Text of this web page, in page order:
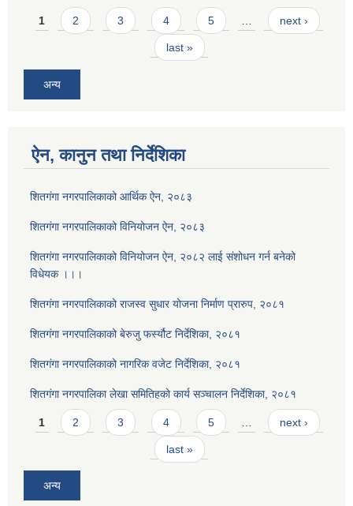
Pages
1 2 3 4 5 … next ›
last »
अन्य
ऐन, कानुन तथा निर्देशिका
शितगंगा नगरपालिकाको आर्थिक ऐन, २०८३
शितगंगा नगरपालिकाको विनियोजन ऐन, २०८३
शितगंगा नगरपालिकाको विनियोजन ऐन, २०८२ लाई संशोधन गर्न बनेको
विधेयक ।।।
शितगंगा नगरपालिकाको राजस्व सुधार योजना निर्माण प्रारुप, २०८१
शितगंगा नगरपालिकाको बेरुजु फर्स्यौट निर्देशिका, २०८१
शितगंगा नगरपालिकाको नागरिक वजेट निर्देशिका, २०८१
शितगंगा नगरपालिका लेखा समितिहको कार्य सञ्चालन निर्देशिका, २०८१
Pages
1 2 3 4 5 next ›
last »
अन्य